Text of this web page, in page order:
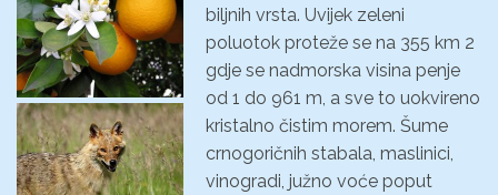
biljnih vrsta. Uvijek zeleni
poluotok proteže se na 355 km 2
gdje se nadmorska visina penje
od 1 do 961 m, a sve to uokvireno
kristalno čistim morem. Šume
crnogoričnih stabala, maslinici,
vinogradi, južno voće poput